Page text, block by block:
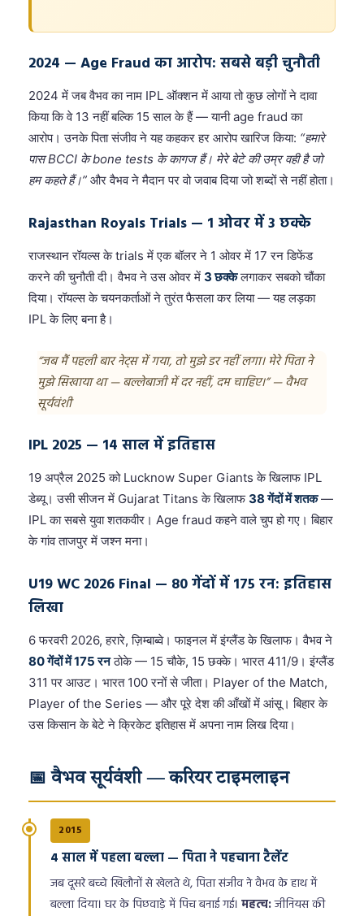
2024 — Age Fraud का आरोप: सबसे बड़ी चुनौती
2024 में जब वैभव का नाम IPL ऑक्शन में आया तो कुछ लोगों ने दावा
किया कि वे 13 नहीं बल्कि 15 साल के हैं — यानी age fraud का
आरोप। उनके पिता संजीव ने यह कहकर हर आरोप खारिज किया: “हमारे
पास BCCI के bone tests के कागज हैं। मेरे बेटे की उम्र वही है जो
हम कहते हैं।” और वैभव ने मैदान पर वो जवाब दिया जो शब्दों से नहीं होता।
Rajasthan Royals Trials — 1 ओवर में 3 छक्के
राजस्थान रॉयल्स के trials में एक बॉलर ने 1 ओवर में 17 रन डिफेंड
करने की चुनौती दी। वैभव ने उस ओवर में 3 छक्केलगाकर सबको चौंका
दिया। रॉयल्स के चयनकर्ताओं ने तुरंत फैसला कर लिया — यह लड़का
IPL के लिए बना है।
“जब मैं पहली बार नेट्स में गया, तो मुझे डर नहीं लगा। मेरे पिता ने
मुझे सिखाया था — बल्लेबाजी में दर नहीं, दम चाहिए।” — वैभव
सूर्यवंशी
IPL 2025 — 14 साल में इतिहास
19 अप्रैल 2025 को Lucknow Super Giants के खिलाफ IPL
डेब्यू। उसी सीजन में Gujarat Titans के खिलाफ 38 गेंदों में शतक—
IPL का सबसे युवा शतकवीर। Age fraud कहने वाले चुप हो गए। बिहार
के गांव ताजपुर में जश्न मना।
U19 WC 2026 Final — 80 गेंदों में 175 रन: इतिहास
लिखा
6 फरवरी 2026, हरारे, ज़िम्बाब्वे। फाइनल में इंग्लैंड के खिलाफ। वैभव ने
80 गेंदों में 175 रनठोके — 15 चौके, 15 छक्के। भारत 411/9। इंग्लैंड
311 पर आउट। भारत 100 रनों से जीता। Player of the Match,
Player of the Series — और पूरे देश की आँखों में आंसू। बिहार के
उस किसान के बेटे ने क्रिकेट इतिहास में अपना नाम लिख दिया।
📅 वैभव सूर्यवंशी — करियर टाइमलाइन
2015
4 साल में पहला बल्ला — पिता ने पहचाना टैलेंट
जब दूसरे बच्चे खिलौनों से खेलते थे, पिता संजीव ने वैभव के हाथ में
बल्ला दिया। घर के पिछवाड़े में पिच बनाई गई। महत्व:जीनियस की